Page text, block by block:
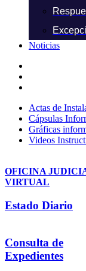
Noticias
Actas de
Cápsulas
Gráficas
Videos
OFICINA
VIRTUAL
Estado Diario
Consulta de
Expedientes